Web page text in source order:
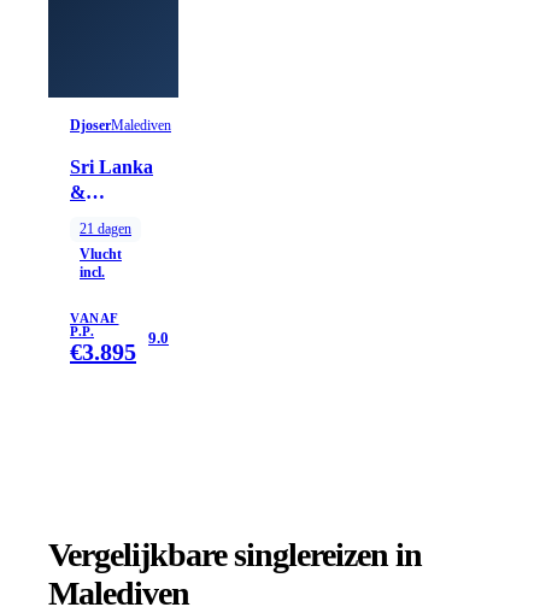
DjoserMalediven
Sri Lanka
&
21 dagen
21 dagen
Vlucht
incl.
VANAF
P.P.
€3.895 9.0
Vergelijkbare singlereizen in
Malediven